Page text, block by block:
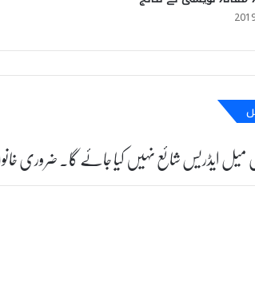
ایڈریس شائع نہیں کیا جائے گا۔ضروری